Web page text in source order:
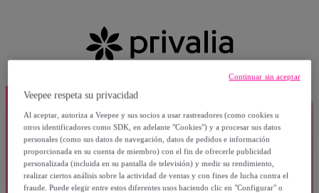
Veepee respeta su privacidad
Al aceptar, autoriza a Veepee y sus socios a usar rastreadores (como cookies u
otros identificadores como SDK, en adelante "Cookies") y a procesar sus datos
personales (como sus datos de navegación, datos de pedidos e información
proporcionada en su cuenta de miembro) con el fin de ofrecerle publicidad
personalizada (incluida en su pantalla de televisión) y medir su rendimiento,
realizar ciertos análisis sobre la actividad de ventas y con fines de lucha contra el
fraude. Puede elegir entre estos diferentes usos haciendo clic en "Configurar" o
Continuar sin aceptar